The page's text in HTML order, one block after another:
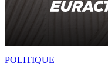
POLITIQUE